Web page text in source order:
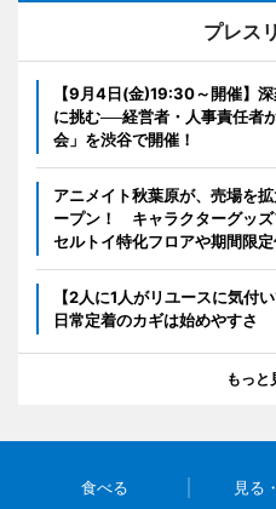
プレス
【9月4日(金)19:30～開催】
に挑む──経営者・人事責任者
会」を渋谷で開催！
アニメイト秋葉原が、売場を
ープン！ キャラクターグッ
セルトイ特化フロアや期間限
【2人に1人がリユースに気付
日常定着のカギは始めやすさ
もっと
食べる 見る